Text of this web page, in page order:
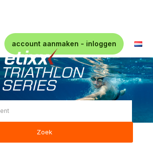
account aanmaken - inloggen
Zoek